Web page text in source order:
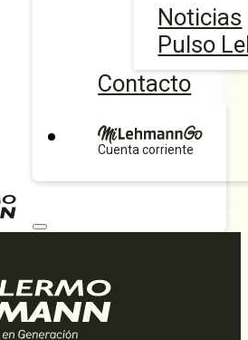
Noticias
Pulso
Contacto
Cuenta corriente